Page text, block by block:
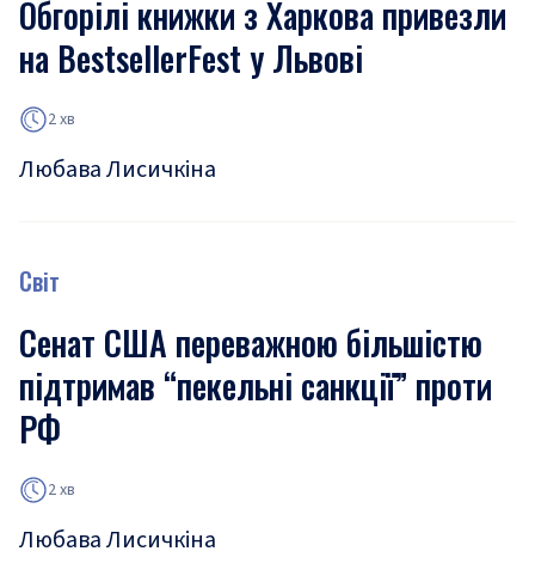
Обгорілі книжки з Харкова привезли
на BestsellerFest у Львові
2 хв
Любава Лисичкіна
Світ
Сенат США переважною більшістю
підтримав “пекельні санкції” проти
РФ
2 хв
Любава Лисичкіна